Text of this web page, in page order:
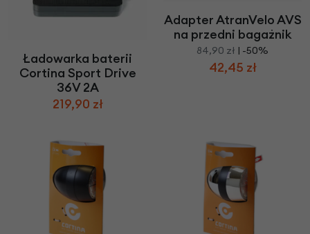
Ładowarka baterii
Cortina Sport Drive
36V 2A
219,90 zł
Adapter AtranVelo AVS
na przedni bagażnik
84,90 zł | -50%
42,45 zł